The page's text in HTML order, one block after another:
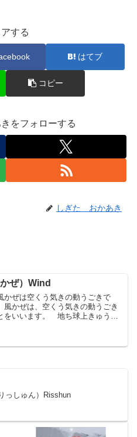
する
はてブ
コピー
をフォローする
しぎた おかあき
ぜ）Wind
かぜは空くう気きの動うごきで
かぜは、空くう気きの動うごき
をいいます。 地ち球上きゅうじ
んのであるのかどうかよくわかり
っしゅん）Risshun